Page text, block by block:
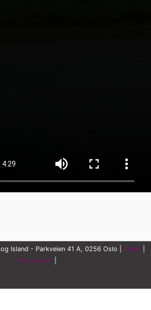
Island - Parkveien 41 A, 0256 Oslo | Vilkår
Personvern